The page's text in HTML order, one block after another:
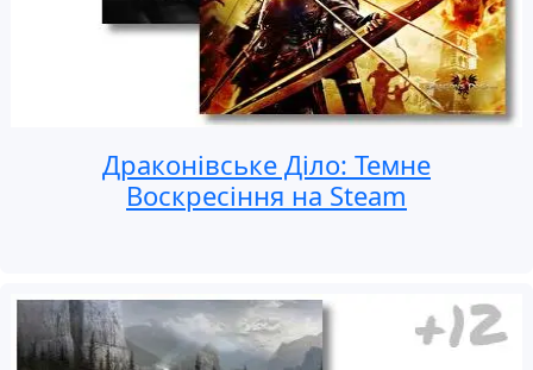
Драконівське Діло: Темне
Воскресіння на Steam